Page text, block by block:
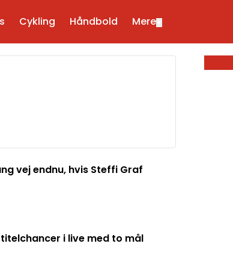
Cykling Håndbold Mere
vej endnu, hvis Steffi Graf
i live med to mål